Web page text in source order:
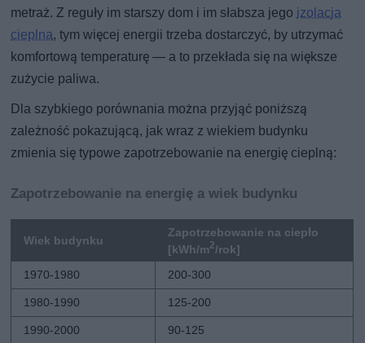
metraż. Z reguły im starszy dom i im słabsza jego izolacja
cieplna, tym więcej energii trzeba dostarczyć, by utrzymać
komfortową temperaturę — a to przekłada się na większe
zużycie paliwa.
Dla szybkiego porównania można przyjąć poniższą
zależność pokazującą, jak wraz z wiekiem budynku
zmienia się typowe zapotrzebowanie na energię cieplną:
Zapotrzebowanie na energię a wiek budynku
Wiek budynku
Zapotrzebowanie na ciepło
[kWh/m2/rok]
1970-1980
200-300
1980-1990 125-200
1990-2000 90-125